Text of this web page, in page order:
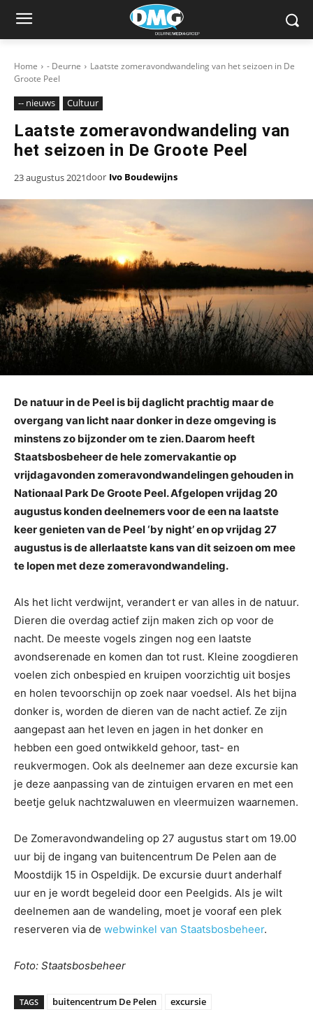
Home - Deurne
Laatste zomeravondwandeling van het seizoen in De
Groote Peel
-- nieuws Cultuur
Laatste zomeravondwandeling van
het seizoen in De Groote Peel
23 augustus 2021door Ivo Boudewijns
De natuur in de Peel is bij daglicht prachtig maar de
overgang van licht naar donker in deze omgeving is
minstens zo bijzonder om te zien. Daarom heeft
Staatsbosbeheer de hele zomervakantie op
vrijdagavonden zomeravondwandelingen gehouden in
Nationaal Park De Groote Peel. Afgelopen vrijdag 20
augustus konden deelnemers voor de een na laatste
keer genieten van de Peel ‘by night’ en op vrijdag 27
augustus is de allerlaatste kans van dit seizoen om mee
te lopen met deze zomeravondwandeling.
Als het licht verdwijnt, verandert er van alles in de natuur.
Dieren die overdag actief zijn maken zich op voor de
nacht. De meeste vogels zingen nog een laatste
avondserenade en komen dan tot rust. Kleine zoogdieren
voelen zich onbespied en kruipen voorzichtig uit bosjes
en holen tevoorschijn op zoek naar voedsel. Als het bijna
donker is, worden de dieren van de nacht actief. Ze zijn
aangepast aan het leven en jagen in het donker en
hebben een goed ontwikkeld gehoor, tast- en
reukvermogen. Ook als deelnemer aan deze excursie kan
je deze aanpassing van de zintuigen ervaren en met een
beetje geluk nachtzwaluwen en vleermuizen waarnemen.
De Zomeravondwandeling op 27 augustus start om 19.00
uur bij de ingang van buitencentrum De Pelen aan de
Moostdijk 15 in Ospeldijk. De excursie duurt anderhalf
uur en je wordt begeleid door een Peelgids. Als je wilt
deelnemen aan de wandeling, moet je vooraf een plek
reserveren via de webwinkel van Staatsbosbeheer.
Foto: Staatsbosbeheer
TAGS buitencentrum De Pelen
excursie